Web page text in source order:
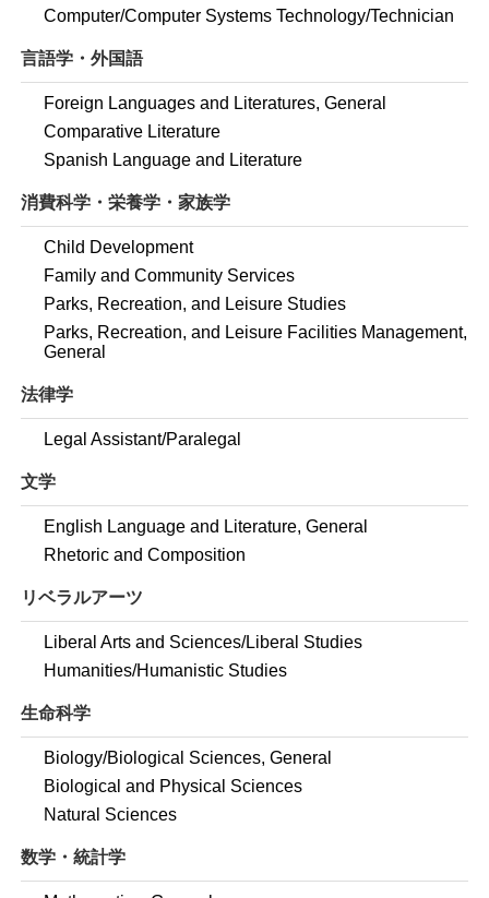
Computer/Computer Systems Technology/Technician
言語学・外国語
Foreign Languages and Literatures, General
Comparative Literature
Spanish Language and Literature
消費科学・栄養学・家族学
Child Development
Family and Community Services
Parks, Recreation, and Leisure Studies
Parks, Recreation, and Leisure Facilities Management,
General
法律学
Legal Assistant/Paralegal
文学
English Language and Literature, General
Rhetoric and Composition
リベラルアーツ
Liberal Arts and Sciences/Liberal Studies
Humanities/Humanistic Studies
生命科学
Biology/Biological Sciences, General
Biological and Physical Sciences
Natural Sciences
数学・統計学